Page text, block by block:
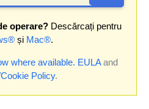
operare?Descărcați pentru
și Mac®.
where available. EULAand
Policy.